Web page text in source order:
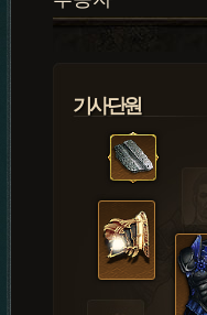
기사단원